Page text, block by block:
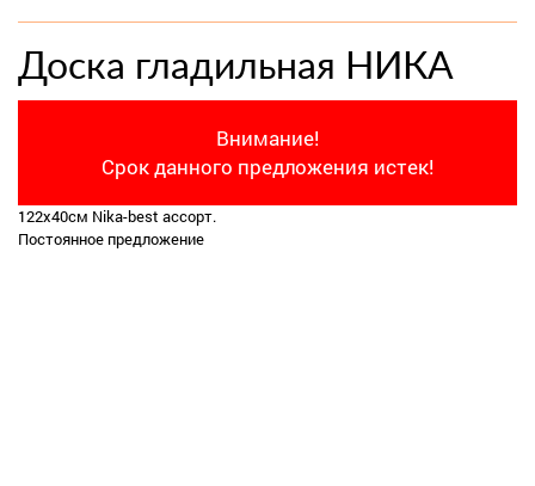
Доска гладильная НИКА
Внимание!
Срок данного предложения истек!
122х40см Nika-best ассорт.
Постоянное предложение